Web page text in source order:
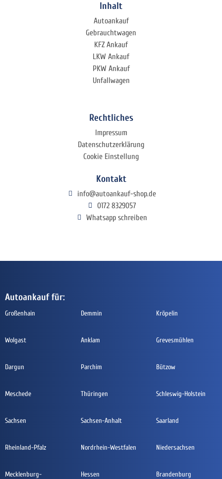
Inhalt
Autoankauf
Gebrauchtwagen
KFZ Ankauf
LKW Ankauf
PKW Ankauf
Unfallwagen
Rechtliches
Impressum
Datenschutzerklärung
Cookie Einstellung
Kontakt
info@autoankauf-shop.de
0172 8329057
Whatsapp schreiben
Autoankauf für:
Großenhain Demmin Kröpelin
Wolgast Anklam Grevesmühlen
Dargun Parchim Bützow
Meschede Thüringen Schleswig-Holstein
Sachsen Sachsen-Anhalt Saarland
Rheinland-Pfalz Nordrhein-Westfalen Niedersachsen
Mecklenburg-
Hessen Brandenburg